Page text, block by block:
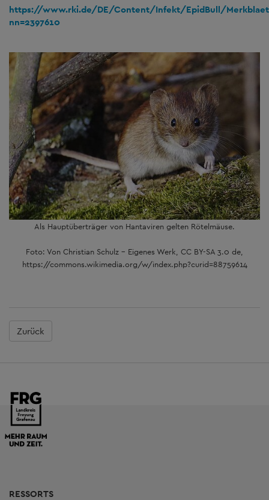
https://www.rki.de/DE/Content/Infekt/EpidBull/
nn=2397610
Als Hauptüberträger von Hantaviren gelten Rötelmäuse.
Foto: Von Christian Schulz - Eigenes Werk, CC BY-SA 3.0 de,
https://commons.wikimedia.org/w/index.php?curid=88759614
Zurück
RESSORTS